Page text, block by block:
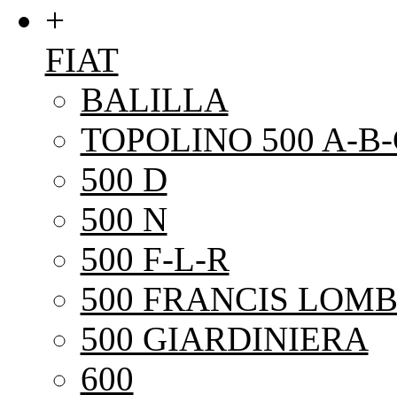
+
FIAT
BALILLA
TOPOLINO 500 A-
500 D
500 N
500 F-L-R
500 FRANCIS
500 GIARDINIERA
600